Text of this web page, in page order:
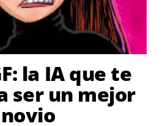
la IA que te
ser un mejor
novio